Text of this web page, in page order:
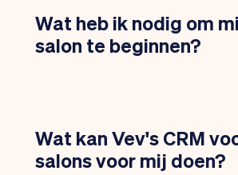
Wat heb ik nodig om
salon te beginnen?
Wat kan Vev's CRM
salons voor mij doen?